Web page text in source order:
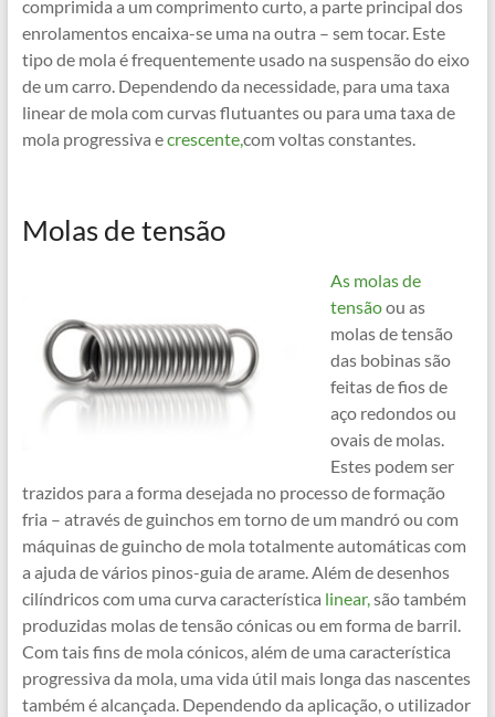
comprimida a um comprimento curto, a parte principal dos
enrolamentos encaixa-se uma na outra – sem tocar. Este
tipo de mola é frequentemente usado na suspensão do eixo
de um carro. Dependendo da necessidade, para uma taxa
linear de mola com curvas flutuantes ou para uma taxa de
mola progressiva ecrescente,com voltas constantes.
Molas de tensão
As molas de
tensãoou as
molas de tensão
das bobinas são
feitas de fios de
aço redondos ou
ovais de molas.
Estes podem ser
trazidos para a forma desejada no processo de formação
fria – através de guinchos em torno de um mandró ou com
máquinas de guincho de mola totalmente automáticas com
a ajuda de vários pinos-guia de arame. Além de desenhos
cilíndricos com uma curva característica linear,são também
produzidas molas de tensão cónicas ou em forma de barril.
Com tais fins de mola cónicos, além de uma característica
progressiva da mola, uma vida útil mais longa das nascentes
também é alcançada. Dependendo da aplicação, o utilizador